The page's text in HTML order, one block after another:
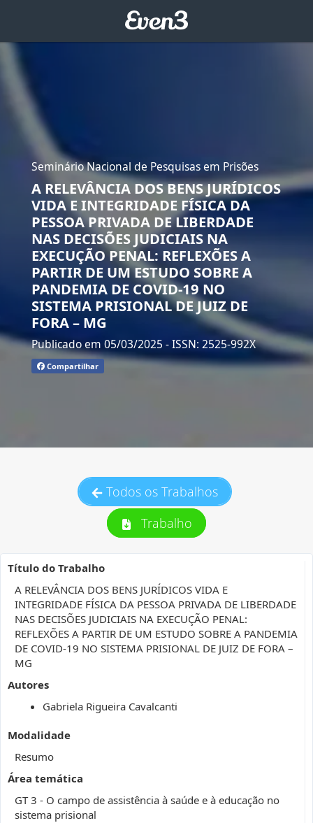
Seminário Nacional de Pesquisas em Prisões
A RELEVÂNCIA DOS BENS JURÍDICOS
VIDA E INTEGRIDADE FÍSICA DA
PESSOA PRIVADA DE LIBERDADE
NAS DECISÕES JUDICIAIS NA
EXECUÇÃO PENAL: REFLEXÕES A
PARTIR DE UM ESTUDO SOBRE A
PANDEMIA DE COVID-19 NO
SISTEMA PRISIONAL DE JUIZ DE
FORA – MG
Publicado em 05/03/2025 - ISSN: 2525-992X
Compartilhar
Todos os Trabalhos
Trabalho
Título do Trabalho
A RELEVÂNCIA DOS BENS JURÍDICOS VIDA E
INTEGRIDADE FÍSICA DA PESSOA PRIVADA DE LIBERDADE
NAS DECISÕES JUDICIAIS NA EXECUÇÃO PENAL:
REFLEXÕES A PARTIR DE UM ESTUDO SOBRE A PANDEMIA
DE COVID-19 NO SISTEMA PRISIONAL DE JUIZ DE FORA –
MG
Autores
Gabriela Rigueira Cavalcanti
Modalidade
Resumo
Área temática
GT 3 - O campo de assistência à saúde e à educação no
sistema prisional